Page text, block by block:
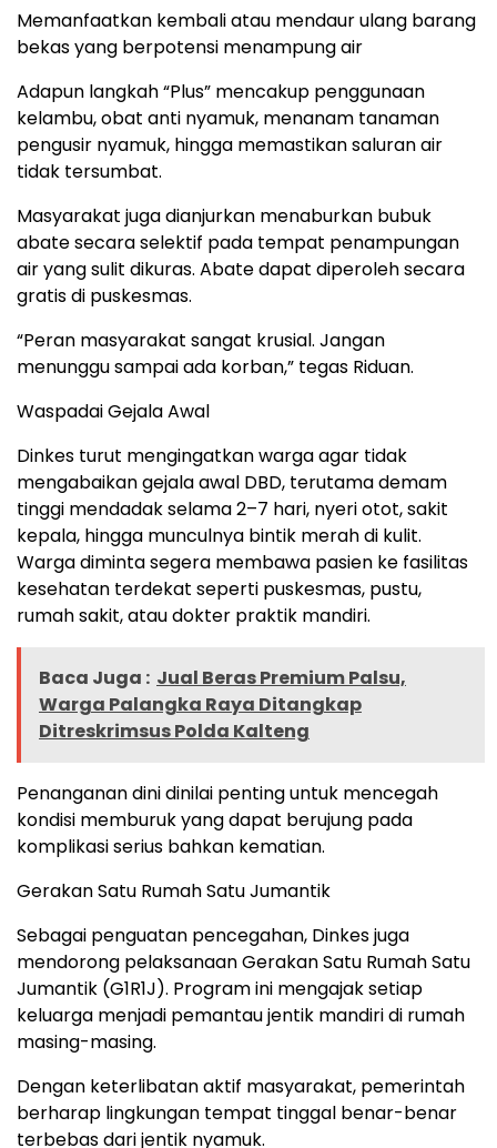
Memanfaatkan kembali atau mendaur ulang barang
bekas yang berpotensi menampung air
Adapun langkah “Plus” mencakup penggunaan
kelambu, obat anti nyamuk, menanam tanaman
pengusir nyamuk, hingga memastikan saluran air
tidak tersumbat.
Masyarakat juga dianjurkan menaburkan bubuk
abate secara selektif pada tempat penampungan
air yang sulit dikuras. Abate dapat diperoleh secara
gratis di puskesmas.
“Peran masyarakat sangat krusial. Jangan
menunggu sampai ada korban,” tegas Riduan.
Waspadai Gejala Awal
Dinkes turut mengingatkan warga agar tidak
mengabaikan gejala awal DBD, terutama demam
tinggi mendadak selama 2–7 hari, nyeri otot, sakit
kepala, hingga munculnya bintik merah di kulit.
Warga diminta segera membawa pasien ke fasilitas
kesehatan terdekat seperti puskesmas, pustu,
rumah sakit, atau dokter praktik mandiri.
Baca Juga : Jual Beras Premium Palsu,
Warga Palangka Raya Ditangkap
Ditreskrimsus Polda Kalteng
Penanganan dini dinilai penting untuk mencegah
kondisi memburuk yang dapat berujung pada
komplikasi serius bahkan kematian.
Gerakan Satu Rumah Satu Jumantik
Sebagai penguatan pencegahan, Dinkes juga
mendorong pelaksanaan Gerakan Satu Rumah Satu
Jumantik (G1R1J). Program ini mengajak setiap
keluarga menjadi pemantau jentik mandiri di rumah
masing-masing.
Dengan keterlibatan aktif masyarakat, pemerintah
berharap lingkungan tempat tinggal benar-benar
terbebas dari jentik nyamuk.